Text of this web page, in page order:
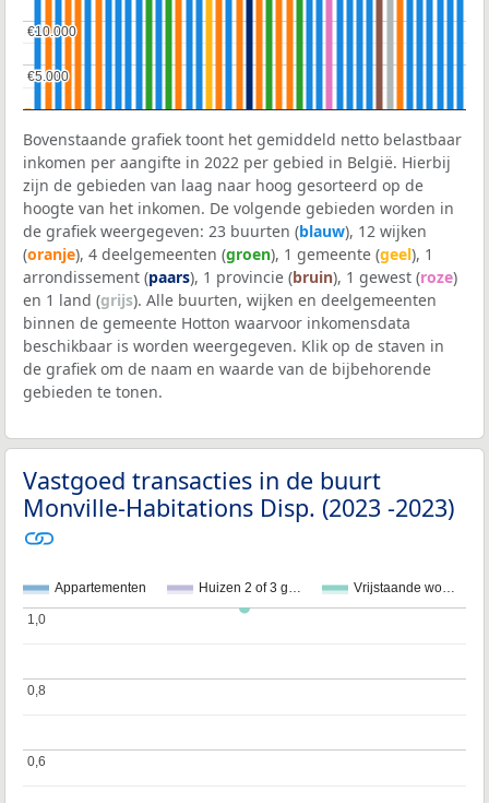
€5.000
€5.000
€10.000
€10.000
Bovenstaande grafiek toont het gemiddeld netto belastbaar
inkomen per aangifte in 2022 per gebied in België. Hierbij
zijn de gebieden van laag naar hoog gesorteerd op de
hoogte van het inkomen. De volgende gebieden worden in
de grafiek weergegeven: 23 buurten (blauw), 12 wijken
(oranje), 4 deelgemeenten (groen), 1 gemeente (geel), 1
arrondissement (paars), 1 provincie (bruin), 1 gewest (roze)
en 1 land (grijs). Alle buurten, wijken en deelgemeenten
binnen de gemeente Hotton waarvoor inkomensdata
beschikbaar is worden weergegeven. Klik op de staven in
de grafiek om de naam en waarde van de bijbehorende
gebieden te tonen.
Vastgoed transacties in de buurt
Monville-Habitations Disp. (2023 -2023)
Appartementen Huizen 2 of 3 g… Vrijstaande wo…
0,6
0,6
0,8
0,8
1,0
1,0